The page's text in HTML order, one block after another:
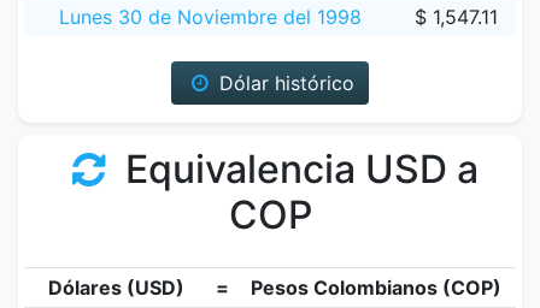
Lunes 30 de Noviembre del 1998
$ 1,547.11
Dólar histórico
Equivalencia USD a
COP
Dólares (USD) =
Pesos Colombianos (COP)